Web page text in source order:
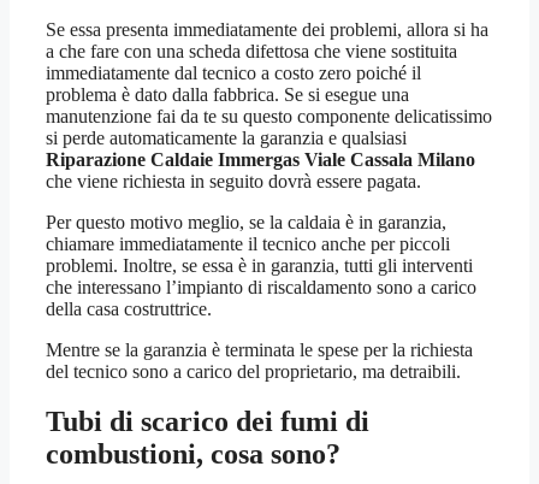
Se essa presenta immediatamente dei problemi, allora si ha
a che fare con una scheda difettosa che viene sostituita
immediatamente dal tecnico a costo zero poiché il
problema è dato dalla fabbrica. Se si esegue una
manutenzione fai da te su questo componente delicatissimo
si perde automaticamente la garanzia e qualsiasi
Riparazione Caldaie Immergas Viale Cassala Milano
che viene richiesta in seguito dovrà essere pagata.
Per questo motivo meglio, se la caldaia è in garanzia,
chiamare immediatamente il tecnico anche per piccoli
problemi. Inoltre, se essa è in garanzia, tutti gli interventi
che interessano l’impianto di riscaldamento sono a carico
della casa costruttrice.
Mentre se la garanzia è terminata le spese per la richiesta
del tecnico sono a carico del proprietario, ma detraibili.
Tubi di scarico dei fumi di
combustioni, cosa sono?